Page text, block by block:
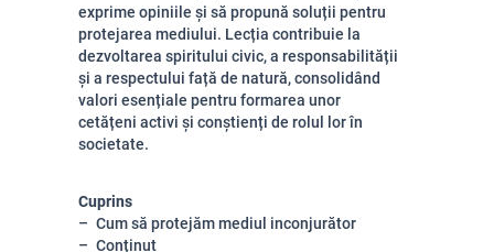
exprime opiniile și să propună soluții pentru
protejarea mediului. Lecția contribuie la
dezvoltarea spiritului civic, a responsabilității
și a respectului față de natură, consolidând
valori esențiale pentru formarea unor
cetățeni activi și conștienți de rolul lor în
societate.
Cuprins
Cum să protejăm mediul inconjurător
Conținut